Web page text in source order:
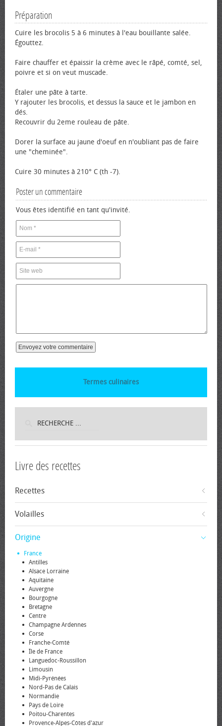
Préparation
Cuire les brocolis 5 à 6 minutes à l'eau bouillante salée.
Égouttez.
Faire chauffer et épaissir la crème avec le râpé, comté, sel,
poivre et si on veut muscade.
Étaler une pâte à tarte.
Y rajouter les brocolis, et dessus la sauce et le jambon en
dés.
Recouvrir du 2eme rouleau de pâte.
Dorer la surface au jaune d'œuf en n'oubliant pas de faire
une "cheminée".
Cuire 30 minutes à 210° C (th -7).
Poster un commentaire
Vous êtes identifié en tant qu'invité.
Termes culinaires
Livre des recettes
Recettes
Volailles
Origine
France
Antilles
Alsace Lorraine
Aquitaine
Auvergne
Bourgogne
Bretagne
Centre
Champagne Ardennes
Corse
Franche-Comté
Île de France
Languedoc-Roussillon
Limousin
Midi-Pyrénées
Nord-Pas de Calais
Normandie
Pays de Loire
Poitou-Charentes
Provence-Alpes-Côtes d'azur